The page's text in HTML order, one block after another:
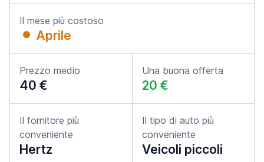
Il mese più costoso
Aprile
Prezzo medio
40 €
Una buona offerta
20 €
Il fornitore più
conveniente
Hertz
Il tipo di auto più
conveniente
Veicoli piccoli